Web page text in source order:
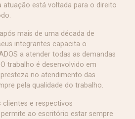
atuação está voltada para o direito
mais de uma década de
integrantes capacita o
a atender todas as demandas
trabalho é desenvolvido em
no atendimento das
pela qualidade do trabalho.
e respectivos
ao escritório estar sempre